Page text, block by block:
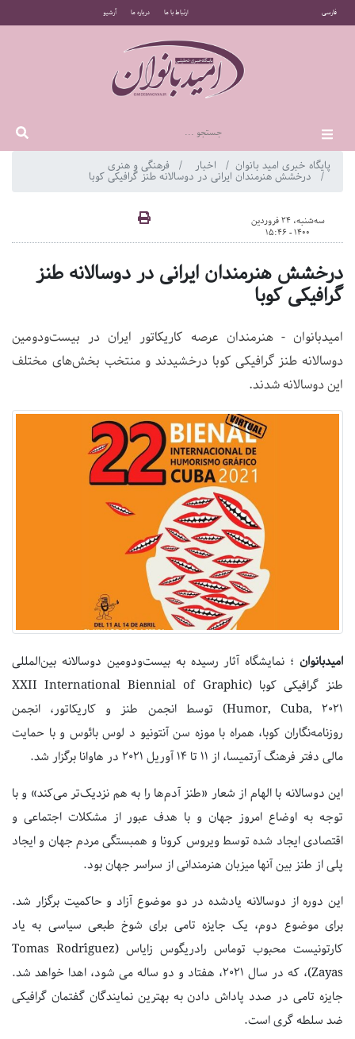
فارسی ارتباط با ما درباره ما آرشیو
پایگاه خبری امید بانوان اخبار فرهنگی و هنری
درخشش هنرمندان ایرانی در دوسالانه طنز گرافیکی کوبا
سه‌شنبه، 24 فروردین
1400 - 15:46
درخشش هنرمندان ایرانی در دوسالانه طنز
گرافیکی کوبا
امیدبانوان - هنرمندان عرصه کاریکاتور ایران در بیست‌ودومین
دوسالانه طنز گرافیکی کوبا درخشیدند و منتخب بخش‌های مختلف
این دوسالانه شدند.
امیدبانوان ؛ نمایشگاه آثار رسیده به بیست‌ودومین دوسالانه بین‌المللی
طنز گرافیکی کوبا (XXII International Biennial of Graphic
Humor, Cuba, ۲۰۲۱) توسط انجمن طنز و کاریکاتور، انجمن
روزنامه‌نگاران کوبا، همراه با موزه سن آنتونیو د لوس بائوس و با حمایت
مالی دفتر فرهنگ آرتمیسا، از ۱۱ تا ۱۴ آوریل ۲۰۲۱ در هاوانا برگزار شد.
این دوسالانه با الهام از شعار «طنز آدم‌ها را به هم نزدیک‌تر می‌کند» و با
توجه به اوضاع امروز جهان و با هدف عبور از مشکلات اجتماعی و
اقتصادی ایجاد شده توسط ویروس کرونا و همبستگی مردم جهان و ایجاد
پلی از طنز بین آنها میزبان هنرمندانی از سراسر جهان بود.
این دوره از دوسالانه یادشده در دو موضوع آزاد و حاکمیت برگزار شد.
برای موضوع دوم، یک جایزه تامی برای شوخ طبعی سیاسی به یاد
کارتونیست محبوب توماس رادریگوس زایاس (Tomas Rodríguez
Zayas)، که در سال ۲۰۲۱، هفتاد و دو ساله می شود، اهدا خواهد شد.
جایزه تامی در صدد پاداش دادن به بهترین نمایندگان گفتمان گرافیکی
ضد سلطه گری است.